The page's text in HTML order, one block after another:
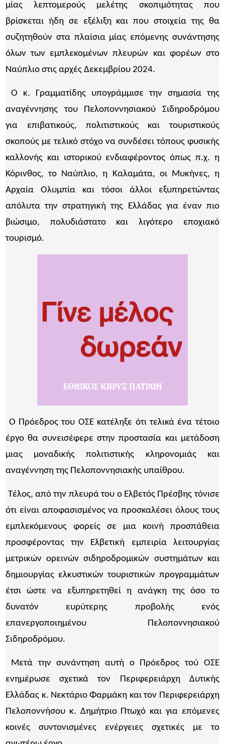
μίας λεπτομερούς μελέτης σκοπιμότητας που
βρίσκεται ήδη σε εξέλιξη και που στοιχεία της θα
συζητηθούν στα πλαίσια μίας επόμενης συνάντησης
όλων των εμπλεκομένων πλευρών και φορέων στο
Ναύπλιο στις αρχές Δεκεμβρίου 2024.
Ο κ. Γραμματίδης υπογράμμισε την σημασία της
αναγέννησης του Πελοποννησιακού Σιδηροδρόμου
για επιβατικούς, πολιτιστικούς και τουριστικούς
σκοπούς με τελικό στόχο να συνδέσει τόπους φυσικής
καλλονής και ιστορικού ενδιαφέροντος όπως π.χ. η
Κόρινθος, το Ναύπλιο, η Καλαμάτα, οι Μυκήνες, η
Αρχαία Ολυμπία και τόσοι άλλοι εξυπηρετώντας
απόλυτα την στρατηγική της Ελλάδας για έναν πιο
βιώσιμο, πολυδιάστατο και λιγότερο εποχιακό
τουρισμό.
Ο Πρόεδρος του ΟΣΕ κατέληξε ότι τελικά ένα τέτοιο
έργο θα συνεισέφερε στην προστασία και μετάδοση
μιας μοναδικής πολιτιστικής κληρονομιάς και
αναγέννηση της Πελοποννησιακής υπαίθρου.
Τέλος, από την πλευρά του ο Ελβετός Πρέσβης τόνισε
ότι είναι αποφασισμένος να προσκαλέσει όλους τους
εμπλεκόμενους φορείς σε μια κοινή προσπάθεια
προσφέροντας την Ελβετική εμπειρία λειτουργίας
μετρικών ορεινών σιδηροδρομικών συστημάτων και
δημιουργίας ελκυστικών τουριστικών προγραμμάτων
έτσι ώστε να εξυπηρετηθεί η ανάγκη της όσο το
δυνατόν ευρύτερης προβολής ενός
επανεργοποιημένου Πελοποννησιακού
Σιδηροδρόμου.
Μετά την συνάντηση αυτή ο Πρόεδρος τού ΟΣΕ
ενημέρωσε σχετικά τον Περιφερειάρχη Δυτικής
Ελλάδας κ. Νεκτάριο Φαρμάκη και τον Περιφερειάρχη
Πελοποννήσου κ. Δημήτριο Πτωχό και για επόμενες
κοινές συντονισμένες ενέργειες σχετικές με το